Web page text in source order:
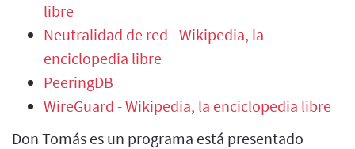
libre
Neutralidad de red - Wikipedia, la
enciclopedia libre
PeeringDB
WireGuard - Wikipedia, la enciclopedia libre
Don Tomás es un programa está presentado